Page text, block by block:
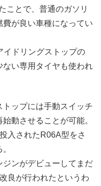
ことで、普通のガソリ
が良い車種になってい
イドリングストップの
い専用タイヤも使われ
ップには手動スイッチ
動させることが可能。
入されたR06A型をさ
ジンがデビューしてまだ
良が行われたというわ